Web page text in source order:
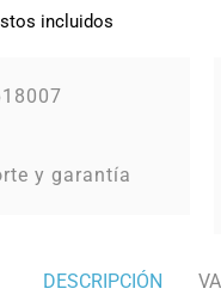
incluidos
y garantía
DESCRIPCIÓN